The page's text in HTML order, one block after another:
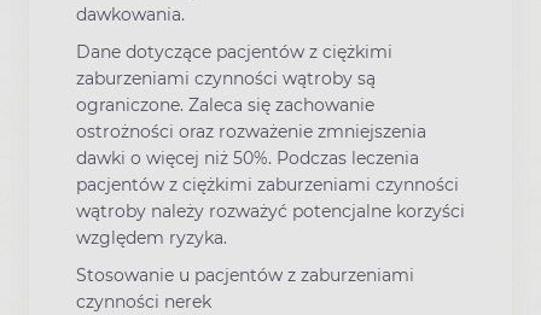
dawkowania.
Dane dotyczące pacjentów z ciężkimi
zaburzeniami czynności wątroby są
ograniczone. Zaleca się zachowanie
ostrożności oraz rozważenie zmniejszenia
dawki o więcej niż 50%. Podczas leczenia
pacjentów z ciężkimi zaburzeniami czynności
wątroby należy rozważyć potencjalne korzyści
względem ryzyka.
Stosowanie u pacjentów z zaburzeniami
czynności nerek